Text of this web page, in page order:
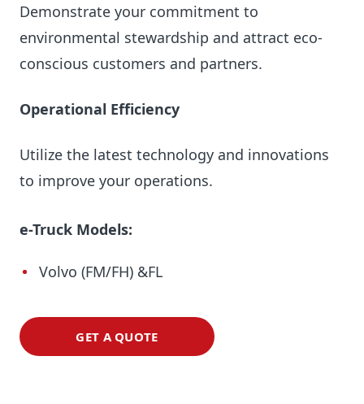
Demonstrate your commitment to
environmental stewardship and attract eco-
conscious customers and partners.
Operational Efficiency
Utilize the latest technology and innovations
to improve your operations.
e-Truck Models:
Volvo (FM/FH) &FL
GET A QUOTE